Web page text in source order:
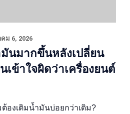
ม 6, 2026
นมากขึ้นหลังเปลี่ยน
เข้าใจผิดว่าเครื่องยนต์
องเติมน้ำมันบ่อยกว่าเดิม?